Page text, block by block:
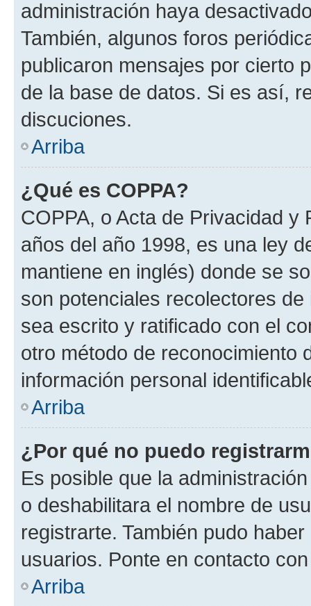
administración haya
También, algunos foros
publicaron mensajes por cierto
de la base de datos. Si es así,
discuciones.
Arriba
¿Qué es COPPA?
COPPA, o Acta de Privacidad
años del año 1998, es una ley
mantiene en inglés) donde se
son potenciales recolectores
sea escrito y ratificado con el
otro método de reconocimiento
información personal
Arriba
¿Por qué no puedo
Es posible que la
o deshabilitara el nombre de
registrarte. También pudo
usuarios. Ponte en contacto
Arriba